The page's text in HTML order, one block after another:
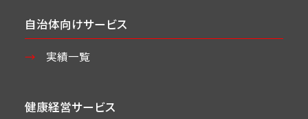
自治体向けサービス
実績一覧
健康経営サービス